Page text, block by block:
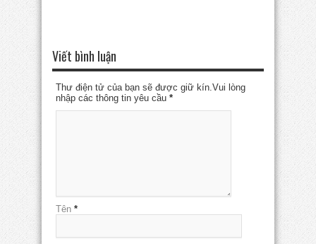
Viết bình luận
Thư điện tử của bạn sẽ được giữ kín.Vui lòng
nhập các thông tin yêu cầu *
Tên *